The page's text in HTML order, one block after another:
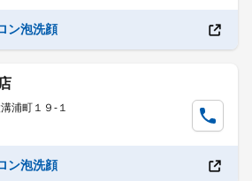
ン泡洗顔
浦町１９-１
ン泡洗顔